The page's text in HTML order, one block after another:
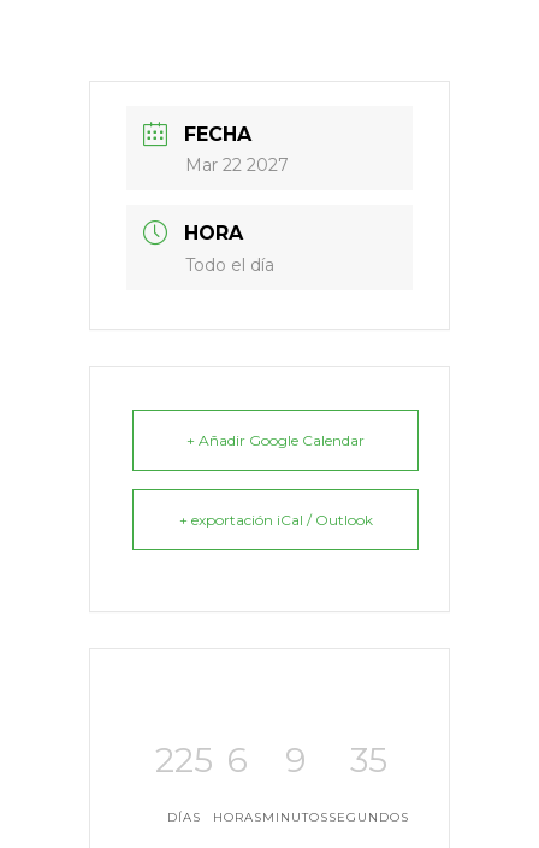
FECHA
Mar 22 2027
HORA
Todo el día
+ Añadir Google Calendar
+ exportación iCal / Outlook
225
DÍAS
6
HORAS
9
MINUTOS
35
SEGUNDOS